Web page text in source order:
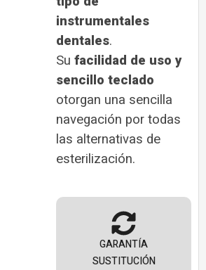
instrumentales
dentales.
Su facilidad de uso y
sencillo teclado
otorgan una sencilla
navegación por todas
las alternativas de
esterilización.
GARANTÍA
SUSTITUCIÓN